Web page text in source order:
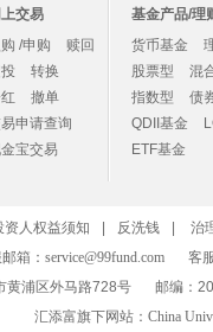
上交易
/申购
赎回
转换
撤单
申请查询
宝交易
基金产品/理
货币基金
股票型
混
指数型
债
QDII基金
ETF基金
资人权益须知 反洗钱
治
箱： service@99fund.com
客
黄浦区外马路728号
邮编：
汇添富旗下网站： China